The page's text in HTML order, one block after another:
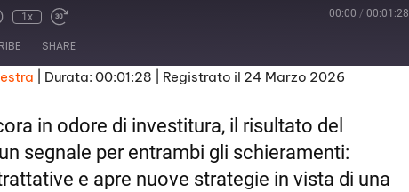
1x 00:00 / 00:01:28
SHARE
Durata: 00:01:28 Registrato il 24 Marzo 2026
in odore di investitura, il risultato del
segnale per entrambi gli schieramenti:
e apre nuove strategie in vista di una